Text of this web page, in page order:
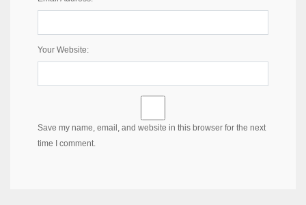
Your Website:
Save my name, email, and website in this browser for the next
time I comment.